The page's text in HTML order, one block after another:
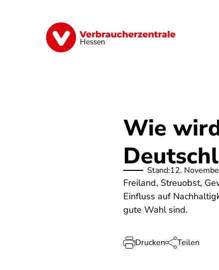
Hessen
Digitales Energie Finanzen
Wie
Stand:12.
Freiland, Streuobst,
Einfluss auf
gute Wahl sind.
Drucken Teilen